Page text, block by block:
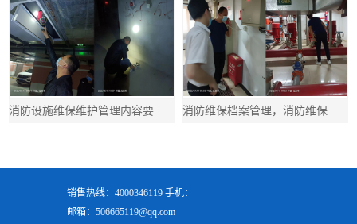
消防设施维保维护管理内容要求，消防设施维护管理规范 消防维保档案管理，消防维保档案管理规范
销售热线：4000346119 手机：
邮箱：506665119@qq.com